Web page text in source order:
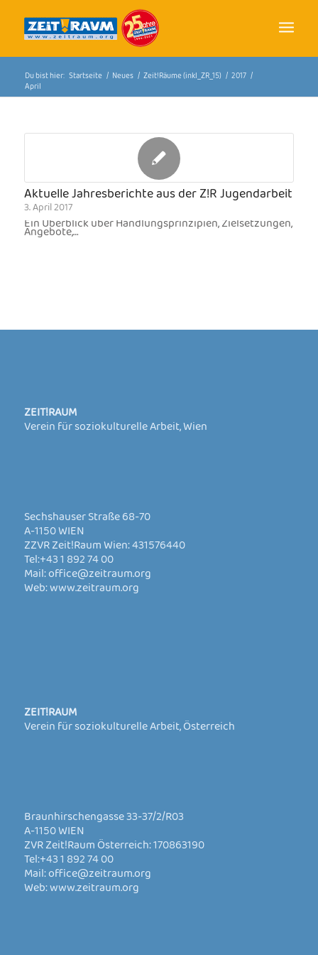
Du bist hier: Startseite / Neues / Zeit!Räume (inkl_ZR_15) / 2017 /
April
Aktuelle Jahresberichte aus der Z!R Jugendarbeit
3. April 2017
Ein Überblick über Handlungsprinzipien, Zielsetzungen,
Angebote,…
ZEIT!RAUM
Verein für soziokulturelle Arbeit, Wien
Sechshauser Straße 68-70
A-1150 WIEN
ZZVR Zeit!Raum Wien: 431576440
Tel:+43 1 892 74 00
Mail:office@zeitraum.org
Web:www.zeitraum.org
ZEIT!RAUM
Verein für soziokulturelle Arbeit, Österreich
Braunhirschengasse 33-37/2/R03
A-1150 WIEN
ZVR Zeit!Raum Österreich: 170863190
Tel:+43 1 892 74 00
Mail:office@zeitraum.org
Web:www.zeitraum.org